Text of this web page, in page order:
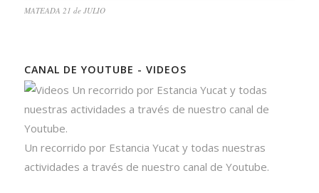
MATEADA 21 de JULIO
CANAL DE YOUTUBE - VIDEOS
Un recorrido por Estancia Yucat y todas nuestras
actividades a través de nuestro canal de Youtube.